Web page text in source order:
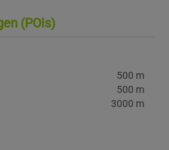
(POIs)
500 m
500 m
3000 m